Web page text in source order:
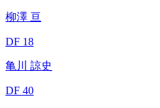
柳澤 亘
DF 18
亀川 諒史
DF 40